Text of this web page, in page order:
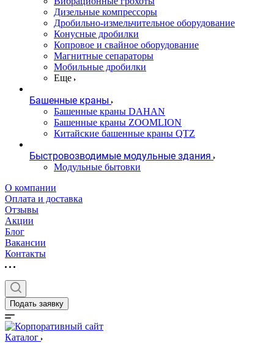
Дизельные компрессоры
Дробильно-измельчительное оборудование
Конусные дробилки
Копровое и свайное оборудование
Магнитные сепараторы
Мобильные дробилки
Еще
Башенные краны
Башенные краны DAHAN
Башенные краны ZOOMLION
Китайские башенные краны QTZ
Быстровозводимые модульные здания
Модульные бытовки
О компании
Оплата и доставка
Отзывы
Акции
Блог
Вакансии
Контакты
Подать заявку
Каталог